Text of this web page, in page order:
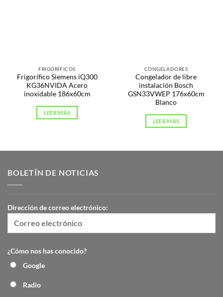
FRIGORÍFICOS
Frigorífico Siemens iQ300
KG36NVIDA Acero
inoxidable 186x60cm
LEER MÁS
CONGELADORES
Congelador de libre
instalación Bosch
GSN33VWEP 176x60cm
Blanco
LEER MÁS
BOLETÍN DE NOTICIAS
Dirección de correo electrónico:
¿Cómo nos has conocido?
Google
Radio